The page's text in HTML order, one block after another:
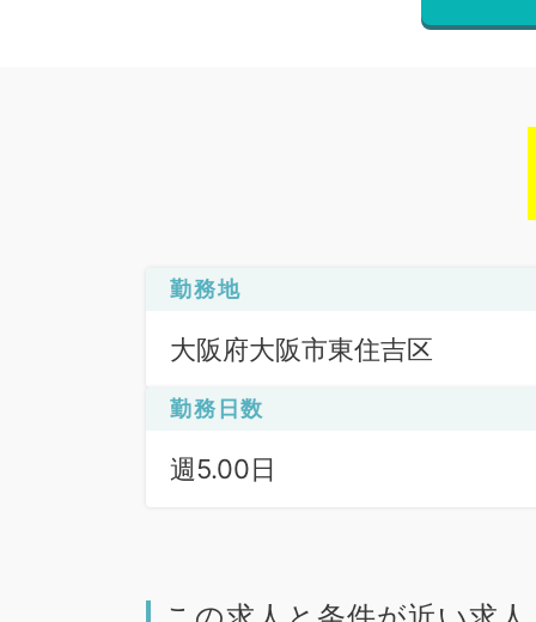
勤務地
大阪府大阪市東住吉区
勤務日数
週5.00日